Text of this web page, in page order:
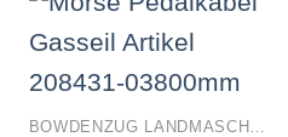
BOWDENZUG LANDMASCHINEN